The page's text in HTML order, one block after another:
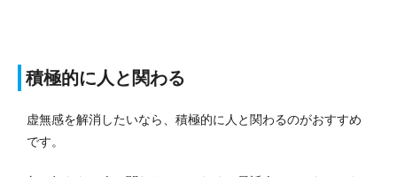
積極的に人と関わる
虚無感を解消したいなら、積極的に人と関わるのがおすすめ
です。